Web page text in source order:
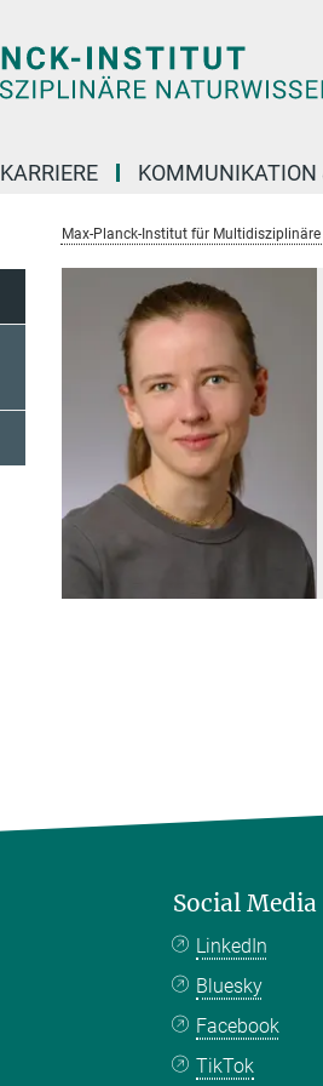
KARRIERE KOMMUNIKATION
Max-Planck-Institut für
Social Media
LinkedIn
Bluesky
Facebook
TikTok